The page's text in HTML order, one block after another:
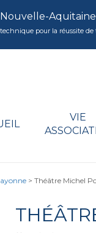
Aquitaine
pour la réussite
VIE
> Théâtre Michel